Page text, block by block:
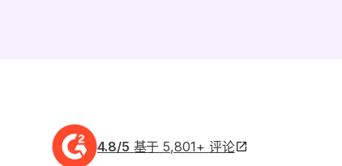
4.8/5 基于 5,801+ 评论